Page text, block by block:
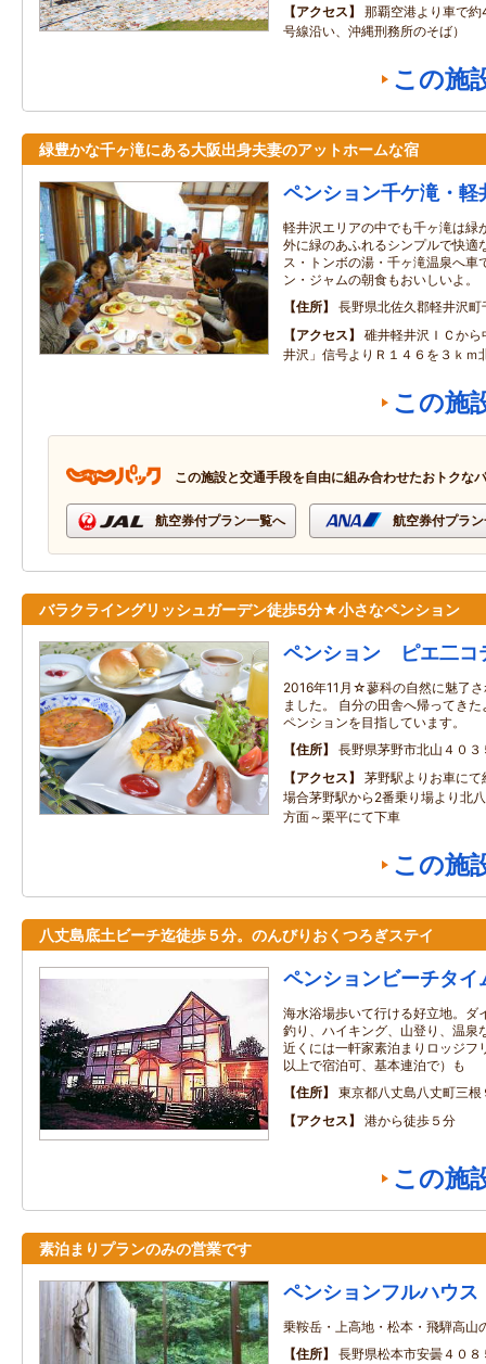
アクセス
那覇空港より車で
号線沿い、沖縄刑務所のそば）
この施
緑豊かな千ヶ滝にある大阪出身夫妻のアットホームな宿
ペンション千ケ滝・軽
軽井沢エリアの中でも千ヶ滝は緑
外に緑のあふれるシンプルで快適
ス・トンボの湯・千ヶ滝温泉へ車
ン・ジャムの朝食もおいしいよ。
住所
長野県北佐久郡軽井沢
アクセス
碓井軽井沢ＩＣか
井沢」信号よりＲ１４６を３ｋｍ
この施
この施設と交通手段を自由に組み合わせたおトクな
航空券付プラン一覧へ 航空券付プラ
バラクライングリッシュガーデン徒歩5分★小さなペンション
ペンション ピエ二コ
2016年11月☆蓼科の自然に魅了
ました。 自分の田舎へ帰ってき
ペンションを目指しています。
住所
長野県茅野市北山４０３
アクセス
茅野駅よりお車に
場合茅野駅から2番乗り場より北
方面～栗平にて下車
この施
八丈島底土ビーチ迄徒歩５分。のんびりおくつろぎステイ
ペンションビーチタイ
海水浴場歩いて行ける好立地。ダ
釣り、ハイキング、山登り、温泉
近くには一軒家素泊まりロッジ
以上で宿泊可、基本連泊で）も
住所
東京都八丈島八丈町三根
アクセス
港から徒歩５分
この施
素泊まりプランのみの営業です
ペンションフルハウス
乗鞍岳・上高地・松本・飛騨高山
住所
長野県松本市安曇４０８